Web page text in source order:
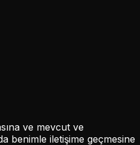
ve mevcut ve
benimle iletişime geçmesine